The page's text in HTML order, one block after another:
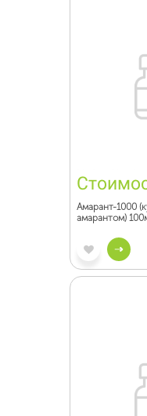
Амарант-1000
амарантом)